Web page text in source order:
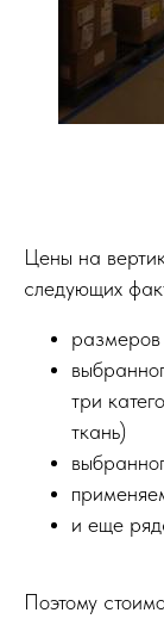
Цены на
следующих
три
ткань)
и еще
Поэтому